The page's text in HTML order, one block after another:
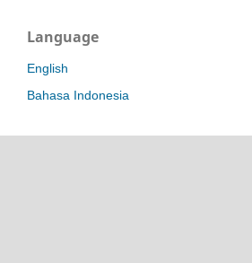
Language
English
Bahasa Indonesia